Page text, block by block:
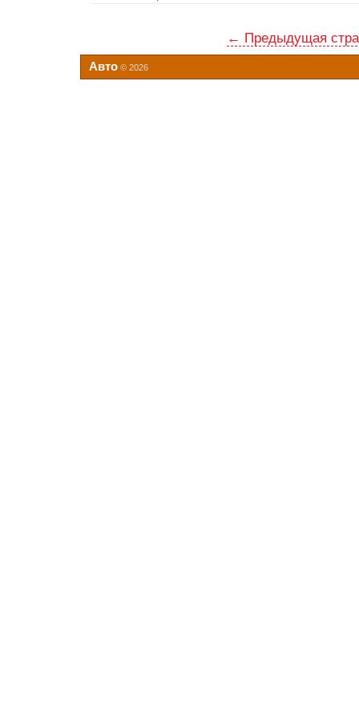
← Предыдущая
Авто © 2026